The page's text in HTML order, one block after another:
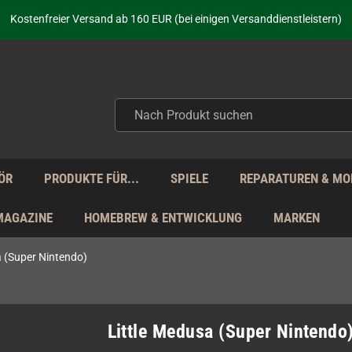
Kostenfreier Versand ab 160 EUR (bei einigen Versanddienstleistern)
Seit über 20 Jahren Deine Anlaufstelle für neue Retro-Hardware!
Täglicher Versand Mo - Fr aus Deutschland - zollfrei innerhalb der EU!
PRODUKTE FÜR... SPIELE REPARATUREN &
HOMEBREW & ENTWICKLUNG MARKEN
(Super Nintendo)
Little Medusa (Super